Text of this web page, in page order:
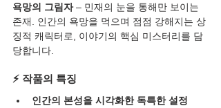
욕망의 그림자 – 민재의 눈을 통해만 보이는
존재. 인간의 욕망을 먹으며 점점 강해지는 상
징적 캐릭터로, 이야기의 핵심 미스터리를 담
당합니다.
⚡ 작품의 특징
인간의 본성을 시각화한 독특한 설정